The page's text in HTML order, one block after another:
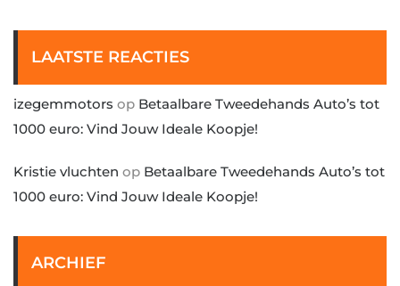
LAATSTE REACTIES
izegemmotors op Betaalbare Tweedehands Auto’s tot
1000 euro: Vind Jouw Ideale Koopje!
Kristie vluchten op Betaalbare Tweedehands Auto’s tot
1000 euro: Vind Jouw Ideale Koopje!
ARCHIEF